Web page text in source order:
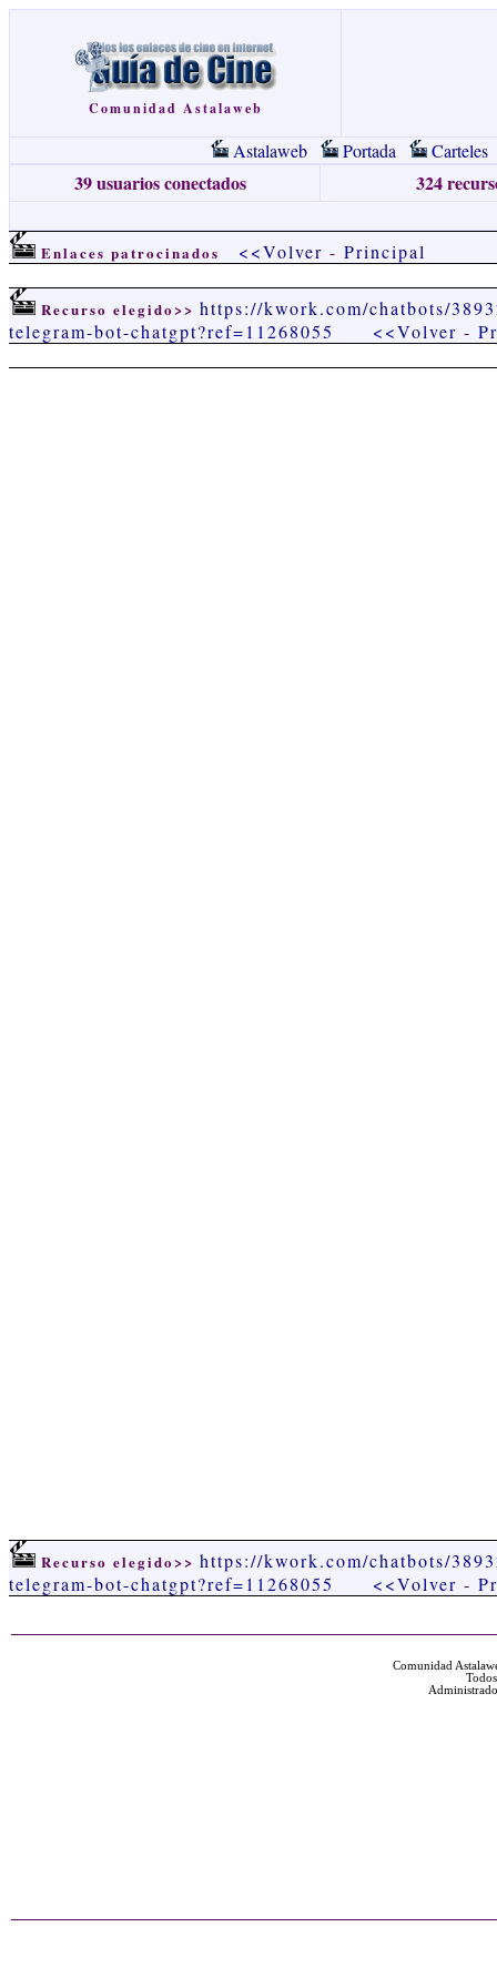
Comunidad Astalaweb
Astalaweb Portada Carteles
39 usuarios conectados 324
Enlaces patrocinados <<Volver - Principal
Recurso elegido>> https://kwork.com/chatbots/
telegram-bot-chatgpt?ref=11268055
<<Volver -
Recurso elegido>> https://kwork.com/chatbots/
telegram-bot-chatgpt?ref=11268055
<<Volver -
Comunidad